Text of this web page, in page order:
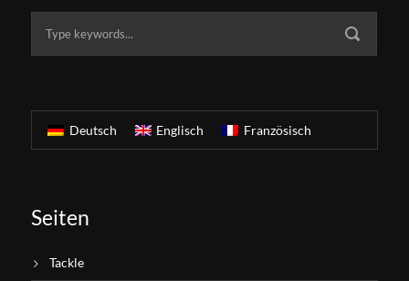
Deutsch Englisch Französisch
Seiten
Tackle